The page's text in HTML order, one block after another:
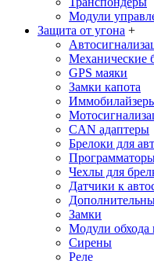
Модули
Защита от угона +
Механические
GPS маяки
Замки капота
CAN адаптеры
Брелоки для
Чехлы для
Датчики к
Замки
Модули обхода
Сирены
Реле